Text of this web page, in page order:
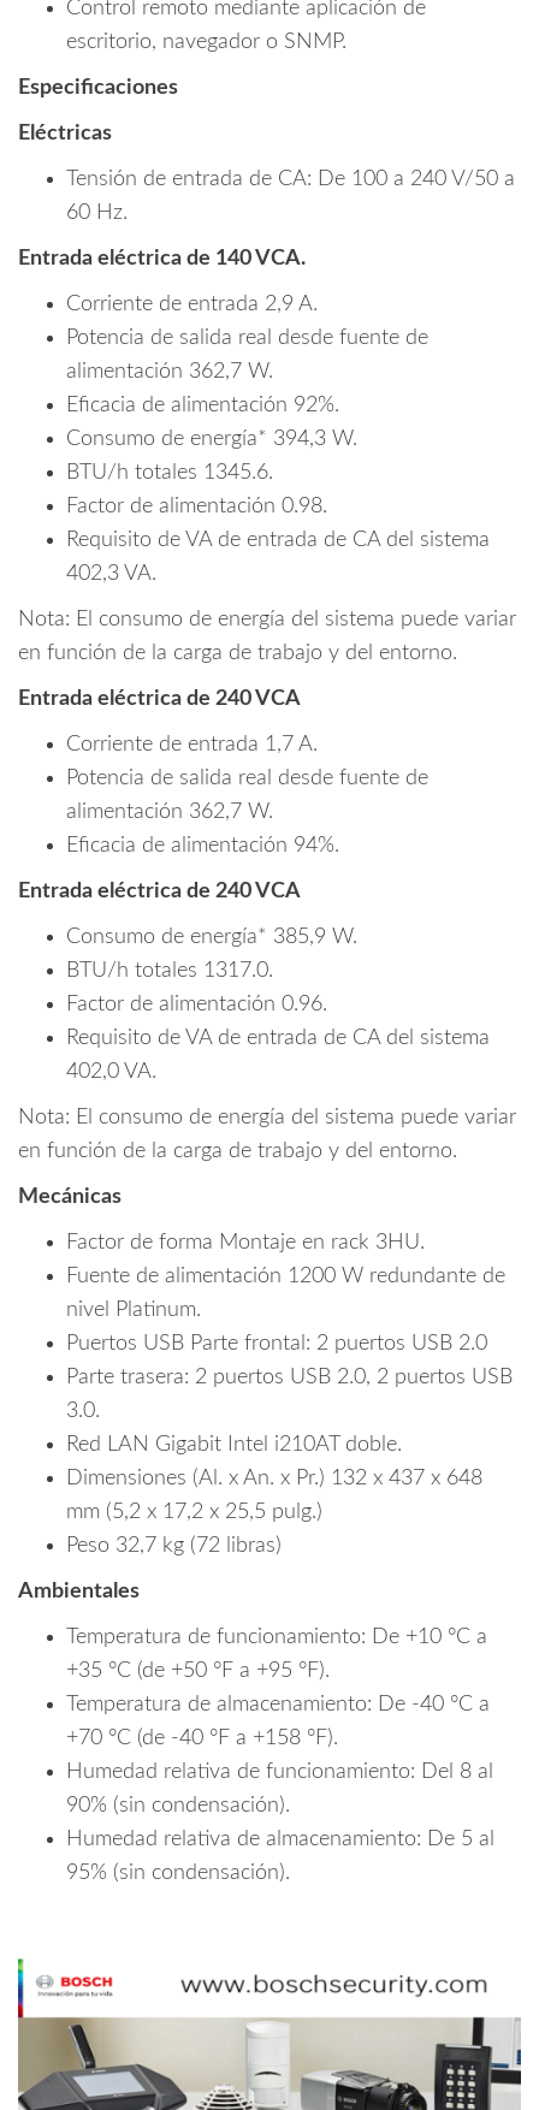
Control remoto mediante aplicación de
escritorio, navegador o SNMP.
Especificaciones
Eléctricas
Tensión de entrada de CA: De 100 a 240 V/50 a
60 Hz.
Entrada eléctrica de 140 VCA.
Corriente de entrada 2,9 A.
Potencia de salida real desde fuente de
alimentación 362,7 W.
Eficacia de alimentación 92%.
Consumo de energía* 394,3 W.
BTU/h totales 1345.6.
Factor de alimentación 0.98.
Requisito de VA de entrada de CA del sistema
402,3 VA.
Nota: El consumo de energía del sistema puede variar
en función de la carga de trabajo y del entorno.
Entrada eléctrica de 240 VCA
Corriente de entrada 1,7 A.
Potencia de salida real desde fuente de
alimentación 362,7 W.
Eficacia de alimentación 94%.
Entrada eléctrica de 240 VCA
Consumo de energía* 385,9 W.
BTU/h totales 1317.0.
Factor de alimentación 0.96.
Requisito de VA de entrada de CA del sistema
402,0 VA.
Nota: El consumo de energía del sistema puede variar
en función de la carga de trabajo y del entorno.
Mecánicas
Factor de forma Montaje en rack 3HU.
Fuente de alimentación 1200 W redundante de
nivel Platinum.
Puertos USB Parte frontal: 2 puertos USB 2.0
Parte trasera: 2 puertos USB 2.0, 2 puertos USB
3.0.
Red LAN Gigabit Intel i210AT doble.
Dimensiones (Al. x An. x Pr.) 132 x 437 x 648
mm (5,2 x 17,2 x 25,5 pulg.)
Peso 32,7 kg (72 libras)
Ambientales
Temperatura de funcionamiento: De +10 °C a
+35 °C (de +50 °F a +95 °F).
Temperatura de almacenamiento: De -40 °C a
+70 °C (de -40 °F a +158 °F).
Humedad relativa de funcionamiento: Del 8 al
90% (sin condensación).
Humedad relativa de almacenamiento: De 5 al
95% (sin condensación).